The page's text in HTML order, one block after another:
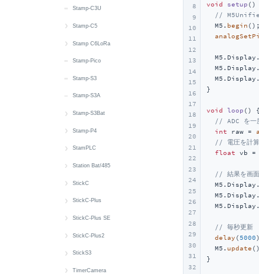
IMU
Wakeup
Power
RGB LED
RTC
microSD
Servo
Speaker
Touch
Touch Sensor
Wakeup
M5PM1 & M5IOE1
Wakeup
MIC
Wakeup
6 x Unit Sensor
Zigbee
microSD
SHT30
Touch
Wakeup
IMU
RTC
microSD
Touch
Wakeup
Button
Battery
RGB LED
IR NEC
MIC
Speaker
microSD
SHT40
RTC
Wakeup
M5PM1
Button
CAN
Power
RGB LED
RS485
RTC
Wakeup
Stamp-C3U
Stamp-C5
クイックスタート
LED
Wi-Fi
Stamp C6LoRa
クイックスタート
EXT IO
Stamp-Pico
Stamp-S3
Stamp-S3A
Stamp-S3Bat
クイックスタート
Battery
M5PM1
RGB LED
Wakeup
Stamp-P4
クイックスタート
Wi-Fi
StamPLC
クイックスタート
Button
Buzzer
CAN
Display
Input_Output
Modbus
Station Bat/485
クイックスタート
Battery
Button
Display
Grove Power
IMU
StickC
クイックスタート
Button
Display
Power
PWM
StickC-Plus
クイックスタート
Button
Buzzer
Display
StickC-Plus SE
クイックスタート
Battery
Button
StickC-Plus2
クイックスタート
Battery
StickS3
クイックスタート
TimerCamera
8
9
10
11
12
13
14
15
16
17
18
19
20
21
22
23
24
25
26
27
28
29
30
31
32
void setup ()
//
  M5.
begin ();
  M5.Display.
  M5.Display.
  M5.Display.
}
void loop ()
{
// ADC を一
int raw =
// 電圧を
float vb
// 結果を画面
  M5.Display.
  M5.Display.
  M5.Display.
// 毎秒更新
delay (5000
  M5.
update
}